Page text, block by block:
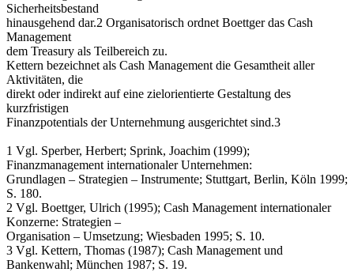
Sicherheitsbestand
hinausgehend dar.2 Organisatorisch ordnet Boettger das Cash
Management
dem Treasury als Teilbereich zu.
Kettern bezeichnet als Cash Management die Gesamtheit aller
Aktivitäten, die
direkt oder indirekt auf eine zielorientierte Gestaltung des
kurzfristigen
Finanzpotentials der Unternehmung ausgerichtet sind.3
1 Vgl. Sperber, Herbert; Sprink, Joachim (1999);
Finanzmanagement internationaler Unternehmen:
Grundlagen – Strategien – Instrumente; Stuttgart, Berlin, Köln 1999;
S. 180.
2 Vgl. Boettger, Ulrich (1995); Cash Management internationaler
Konzerne: Strategien –
Organisation – Umsetzung; Wiesbaden 1995; S. 10.
3 Vgl. Kettern, Thomas (1987); Cash Management und
Bankenwahl; München 1987; S. 19.